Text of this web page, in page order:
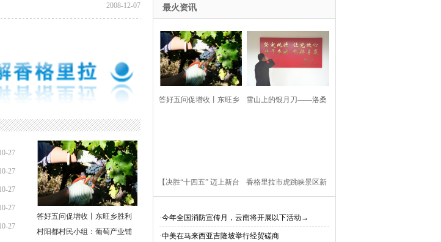
2008-12-07
27
27
27
27
27
答好五问促增收丨东旺乡胜利
村阳都村民小组：葡萄产业铺
最火资讯
答好五问促增收丨东旺乡 雪山上的银月刀——洛桑
【决胜“十四五” 迈上新台
多、成效显——培根铸魂
香格里拉市虎跳峡景区新
·今年全国消防宣传月，云南将开展以下活动→
·中美在马来西亚吉隆坡举行经贸磋商